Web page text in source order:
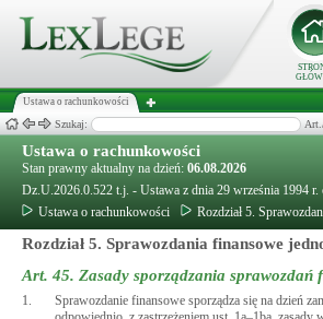
Ustawa o rachunkowości
Szukaj:
Ustawa o rachunkowości
Stan prawny aktualny na dzień: 06.08.2026
Dz.U.2026.0.522 t.j. - Ustawa z dnia 29 września 1994
Ustawa o rachunkowości
Rozdział 5.
Rozdział 5. Sprawozdania finansowe
Art. 45. Zasady sporządzania sprawozdań
1. Sprawozdanie finansowe sporządza się na dzień